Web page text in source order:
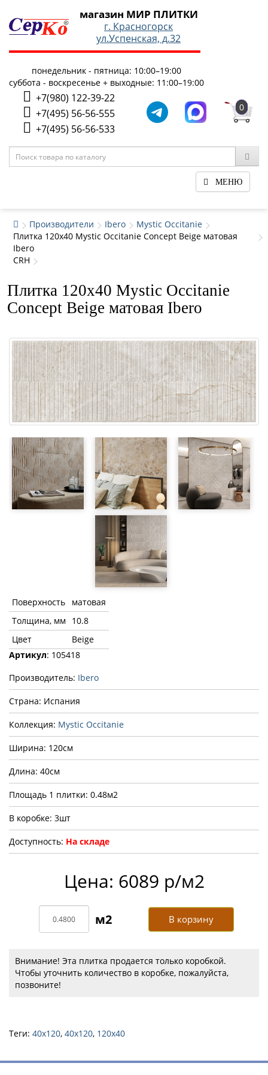
магазин МИР ПЛИТКИ
г. Красногорск
ул.Успенская, д.32
понедельник - пятница: 10:00–19:00
суббота - воскресенье + выходные: 11:00–19:00
+7(980) 122-39-22
+7(495) 56-56-555
+7(495) 56-56-533
0
МЕНЮ
Производители Ibero
Mystic Occitanie
Плитка 120x40 Mystic Occitanie Concept Beige матовая
Ibero
CRH
Плитка 120x40 Mystic Occitanie
Concept Beige матовая Ibero
Поверхность
матовая
Толщина, мм
10.8
Цвет
Beige
Артикул: 105418
Производитель: Ibero
Страна: Испания
Коллекция: Mystic Occitanie
Ширина: 120см
Длина: 40см
Площадь 1 плитки: 0.48м2
В коробке: 3шт
Доступность: На складе
Цена: 6089 р/м2
В корзину
Внимание! Эта плитка продается только коробкой.
Чтобы уточнить количество в коробке, пожалуйста,
позвоните!
Теги: 40x120, 40х120, 120х40